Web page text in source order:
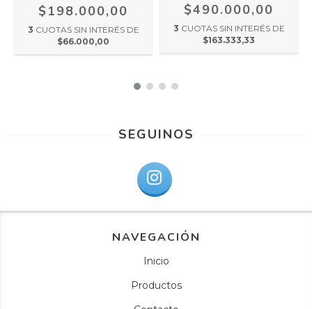
$198.000,00
3 CUOTAS SIN INTERÉS DE
$66.000,00
$490.000,00
3 CUOTAS SIN INTERÉS DE
$163.333,33
SEGUINOS
NAVEGACIÓN
Inicio
Productos